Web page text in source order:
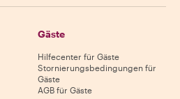
Gäste
Hilfecenter für Gäste
Stornierungsbedingungen für
Gäste
AGB für Gäste